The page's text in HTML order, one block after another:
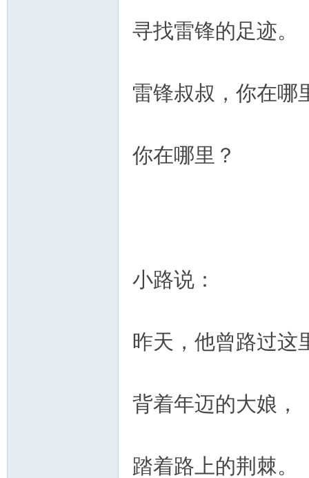
寻找雷锋的足迹。
雷锋叔叔，你在哪
你在哪里？
小路说：
昨天，他曾路过这
背着年迈的大娘，
踏着路上的荆棘。